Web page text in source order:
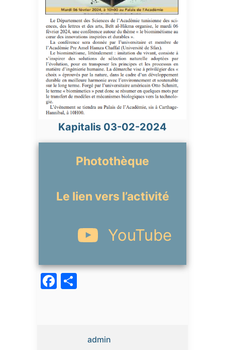
Kapitalis 03-02-2024
Photothèque
Le lien vers l’activité
YouTube
Facebook
admin